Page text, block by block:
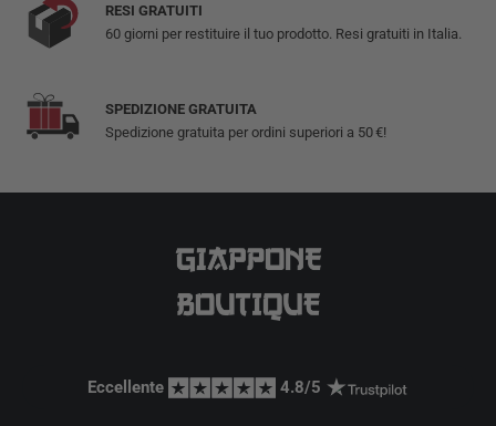
RESI GRATUITI
60 giorni per restituire il tuo prodotto. Resi gratuiti in Italia.
SPEDIZIONE GRATUITA
Spedizione gratuita per ordini superiori a 50 €!
Eccellente 4.8/5